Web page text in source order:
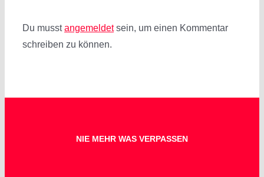
Du musstangemeldetsein, um einen Kommentar
schreiben zu können.
NIE MEHR WAS VERPASSEN